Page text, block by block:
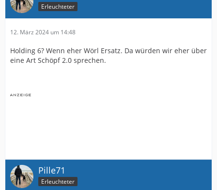
Erleuchteter
12. März 2024 um 14:48
Holding 6? Wenn eher Wörl Ersatz. Da würden wir eher über
eine Art Schöpf 2.0 sprechen.
Pille71
Erleuchteter